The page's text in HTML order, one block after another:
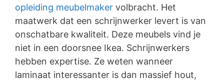
opleiding meubelmaker volbracht. Het
maatwerk dat een schrijnwerker levert is van
onschatbare kwaliteit. Deze meubels vind je
niet in een doorsnee Ikea. Schrijnwerkers
hebben expertise. Ze weten wanneer
laminaat interessanter is dan massief hout,